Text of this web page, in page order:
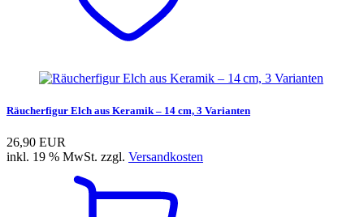
Räucherfigur Elch aus Keramik – 14 cm, 3 Varianten
26,90 EUR
inkl. 19 % MwSt. zzgl. Versandkosten